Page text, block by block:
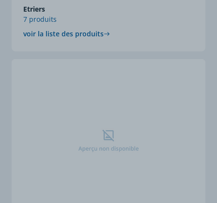
Etriers
7 produits
voir la liste des produits